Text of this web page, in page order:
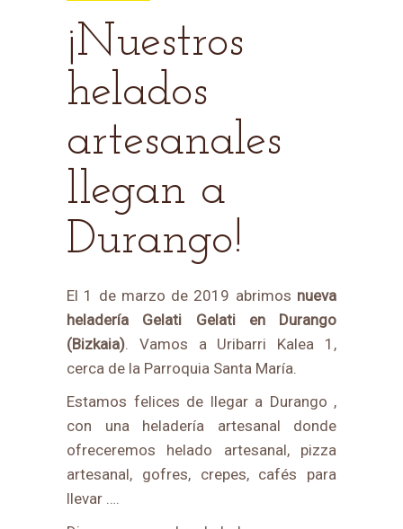
¡Nuestros
helados
artesanales
llegan a
Durango!
El 1 de marzo de 2019 abrimos nueva
heladería Gelati Gelati en Durango
(Bizkaia). Vamos a Uribarri Kalea 1,
cerca de la Parroquia Santa María.
Estamos felices de llegar a Durango ,
con una heladería artesanal donde
ofreceremos helado artesanal, pizza
artesanal, gofres, crepes, cafés para
llevar ….